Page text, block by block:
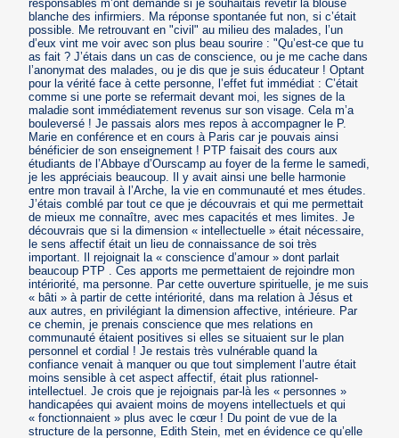
responsables m’ont demandé si je souhaitais revêtir la blouse
blanche des infirmiers. Ma réponse spontanée fut non, si c’était
possible. Me retrouvant en "civil" au milieu des malades, l’un
d’eux vint me voir avec son plus beau sourire : "Qu’est-ce que tu
as fait ? J’étais dans un cas de conscience, ou je me cache dans
l’anonymat des malades, ou je dis que je suis éducateur ! Optant
pour la vérité face à cette personne, l’effet fut immédiat : C’était
comme si une porte se refermait devant moi, les signes de la
maladie sont immédiatement revenus sur son visage. Cela m’a
bouleversé ! Je passais alors mes repos à accompagner le P.
Marie en conférence et en cours à Paris car je pouvais ainsi
bénéficier de son enseignement ! PTP faisait des cours aux
étudiants de l’Abbaye d’Ourscamp au foyer de la ferme le samedi,
je les appréciais beaucoup. Il y avait ainsi une belle harmonie
entre mon travail à l’Arche, la vie en communauté et mes études.
J’étais comblé par tout ce que je découvrais et qui me permettait
de mieux me connaître, avec mes capacités et mes limites. Je
découvrais que si la dimension « intellectuelle » était nécessaire,
le sens affectif était un lieu de connaissance de soi très
important. Il rejoignait la « conscience d’amour » dont parlait
beaucoup PTP . Ces apports me permettaient de rejoindre mon
intériorité, ma personne. Par cette ouverture spirituelle, je me suis
« bâti » à partir de cette intériorité, dans ma relation à Jésus et
aux autres, en privilégiant la dimension affective, intérieure. Par
ce chemin, je prenais conscience que mes relations en
communauté étaient positives si elles se situaient sur le plan
personnel et cordial ! Je restais très vulnérable quand la
confiance venait à manquer ou que tout simplement l’autre était
moins sensible à cet aspect affectif, était plus rationnel-
intellectuel. Je crois que je rejoignais par-là les « personnes »
handicapées qui avaient moins de moyens intellectuels et qui
« fonctionnaient » plus avec le cœur ! Du point de vue de la
structure de la personne, Edith Stein, met en évidence ce qu’elle